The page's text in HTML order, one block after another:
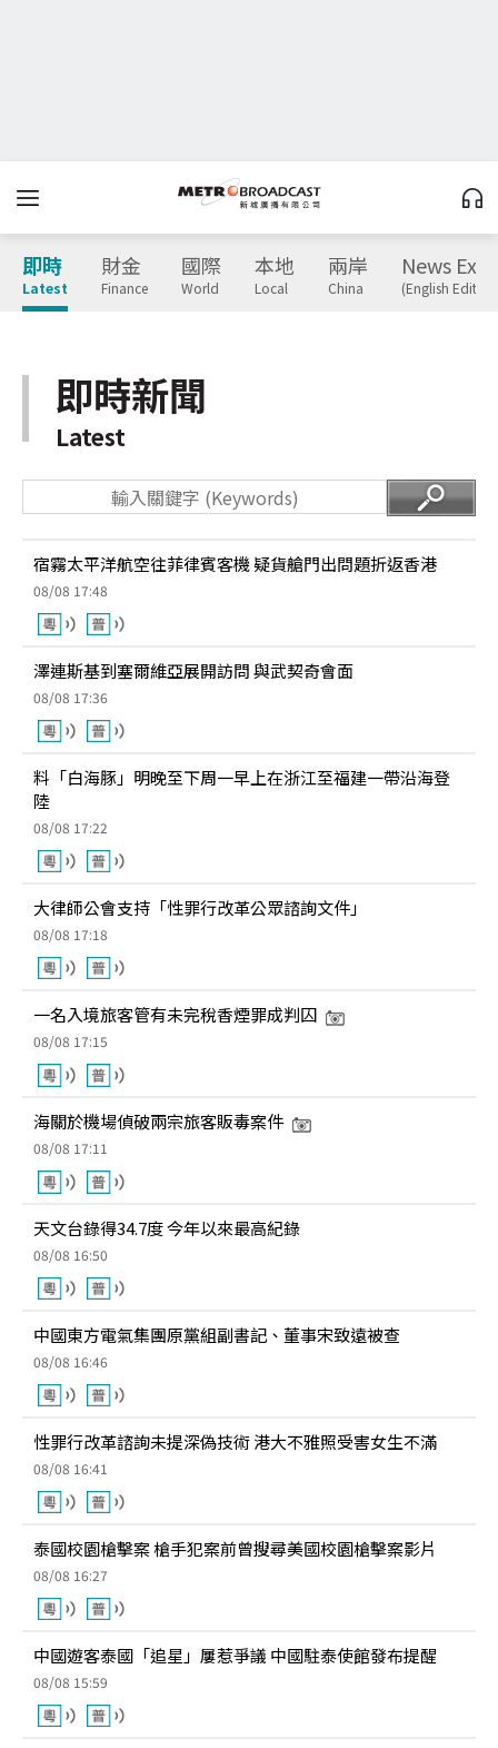
即時
Latest
財金
Finance
國際
World
本地
Local
兩岸
China
News
(English
即時新聞
Latest
宿霧太平洋航空往菲律賓客機 疑貨艙門出問題折返香港
08/08 17:48
澤連斯基到塞爾維亞展開訪問 與武契奇會面
08/08 17:36
料「白海豚」明晚至下周一早上在浙江至福建一帶沿海登
陸
08/08 17:22
大律師公會支持「性罪行改革公眾諮詢文件」
08/08 17:18
一名入境旅客管有未完稅香煙罪成判囚
08/08 17:15
海關於機場偵破兩宗旅客販毒案件
08/08 17:11
天文台錄得34.7度 今年以來最高紀錄
08/08 16:50
中國東方電氣集團原黨組副書記、董事宋致遠被查
08/08 16:46
性罪行改革諮詢未提深偽技術 港大不雅照受害女生不滿
08/08 16:41
泰國校園槍擊案 槍手犯案前曾搜尋美國校園槍擊案影片
08/08 16:27
中國遊客泰國「追星」屢惹爭議 中國駐泰使館發布提醒
08/08 15:59